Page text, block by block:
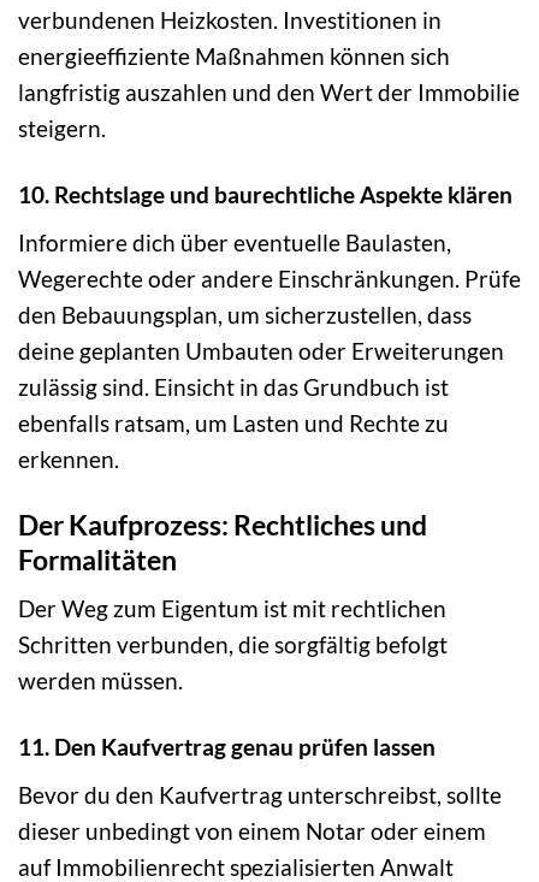
verbundenen Heizkosten. Investitionen in
energieeffiziente Maßnahmen können sich
langfristig auszahlen und den Wert der Immobilie
steigern.
10. Rechtslage und baurechtliche Aspekte klären
Informiere dich über eventuelle Baulasten,
Wegerechte oder andere Einschränkungen. Prüfe
den Bebauungsplan, um sicherzustellen, dass
deine geplanten Umbauten oder Erweiterungen
zulässig sind. Einsicht in das Grundbuch ist
ebenfalls ratsam, um Lasten und Rechte zu
erkennen.
Der Kaufprozess: Rechtliches und
Formalitäten
Der Weg zum Eigentum ist mit rechtlichen
Schritten verbunden, die sorgfältig befolgt
werden müssen.
11. Den Kaufvertrag genau prüfen lassen
Bevor du den Kaufvertrag unterschreibst, sollte
dieser unbedingt von einem Notar oder einem
auf Immobilienrecht spezialisierten Anwalt